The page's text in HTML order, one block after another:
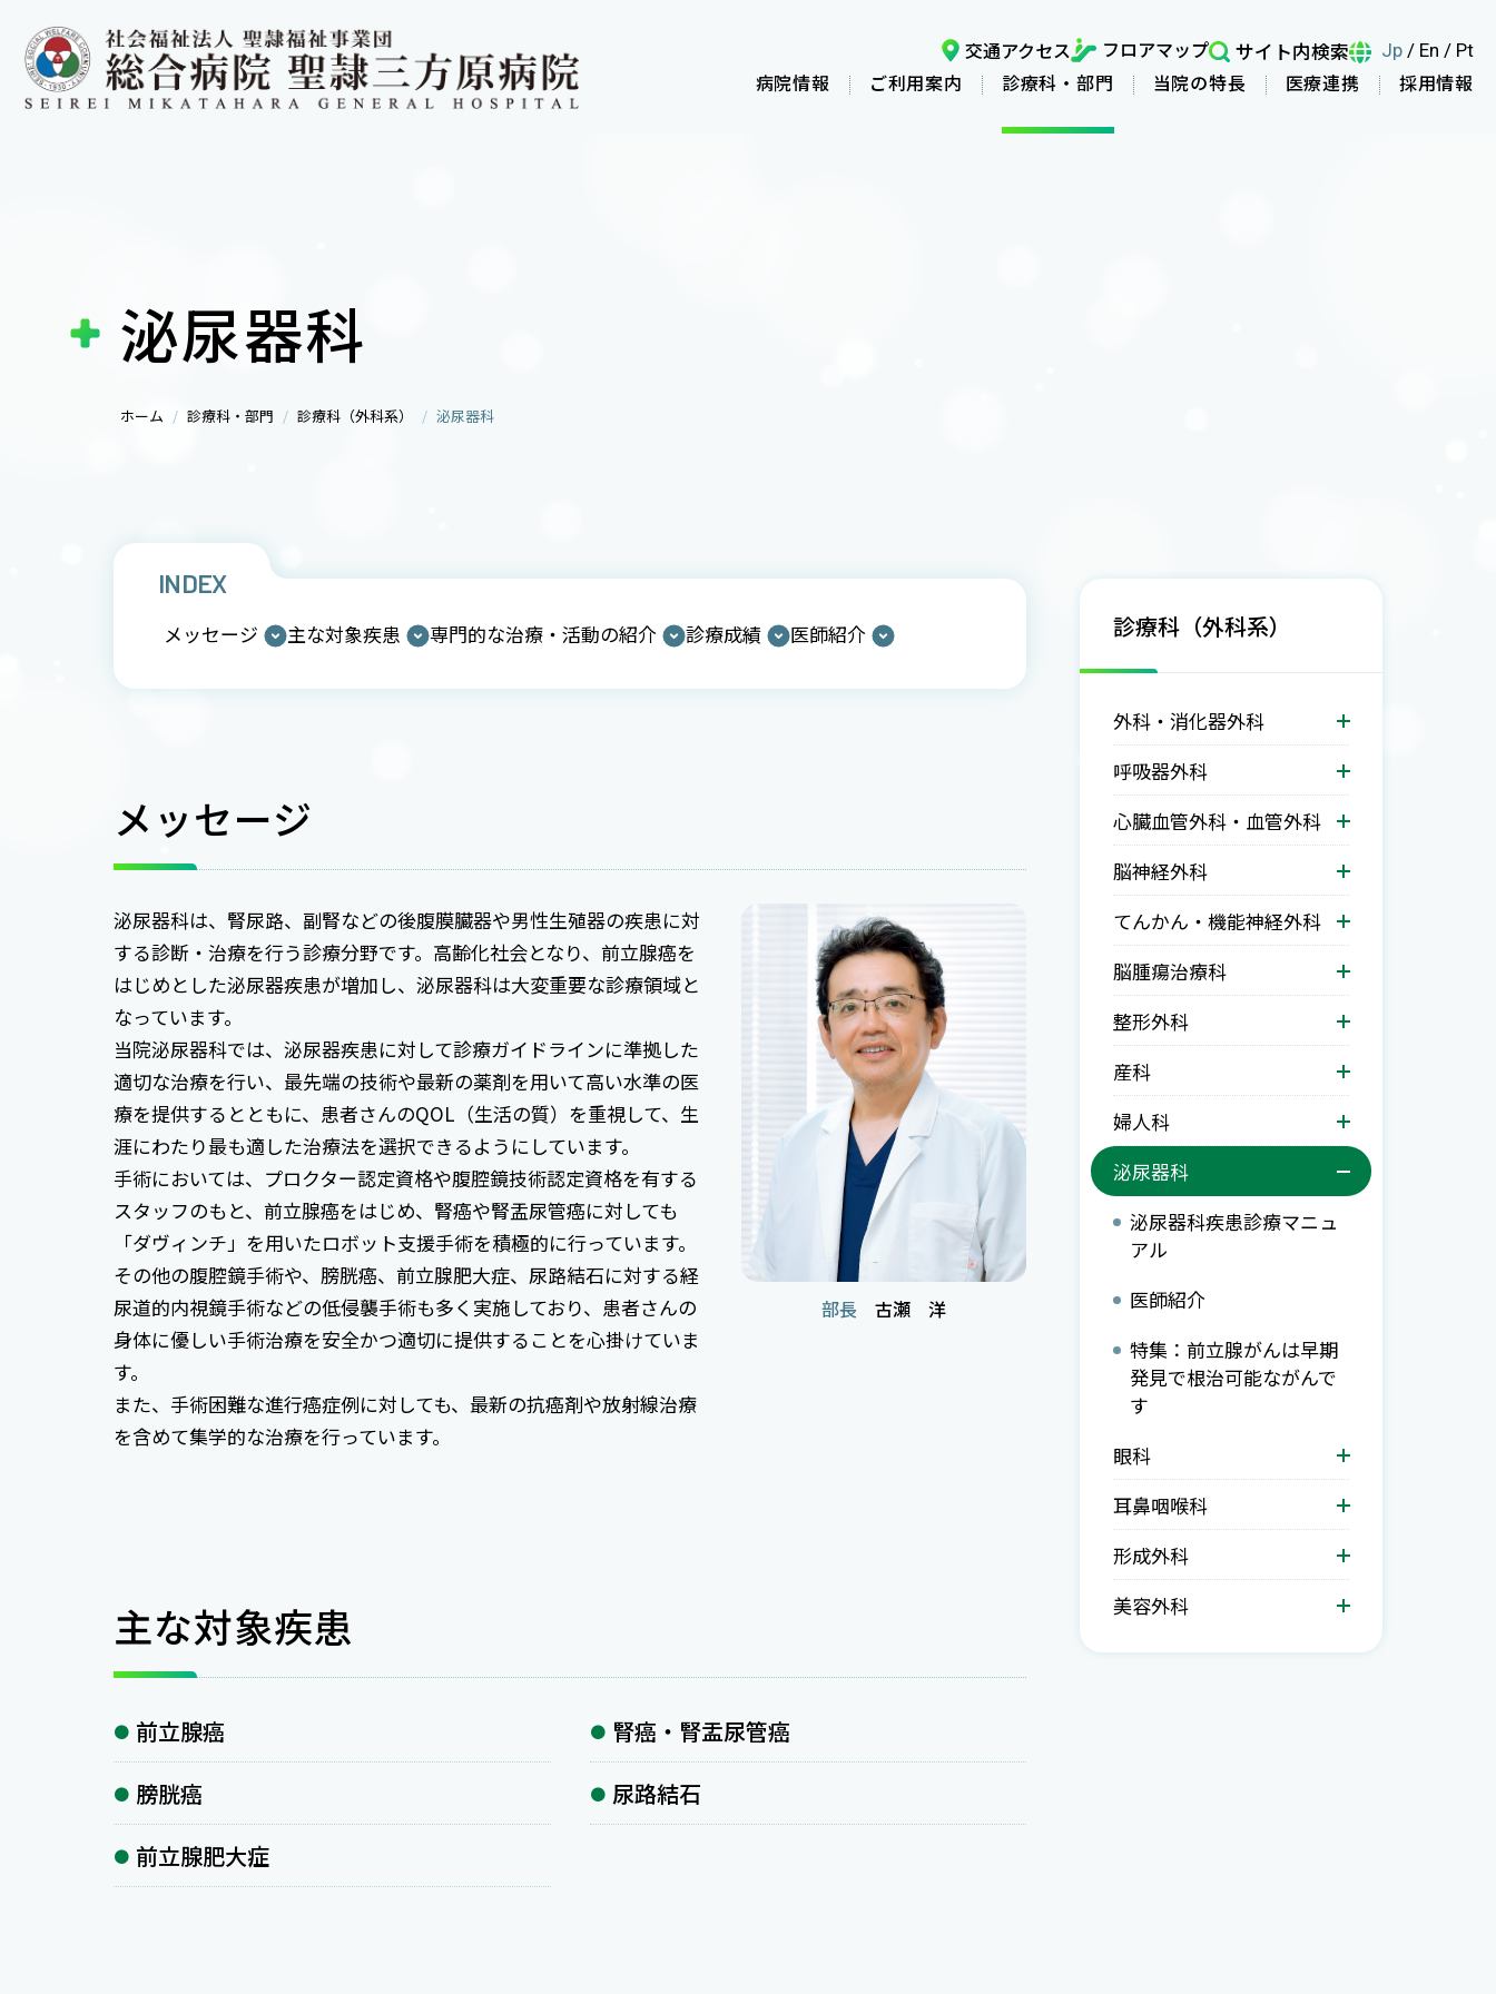
病院情報 ご利用案内 診療科・部門 当院の特長 医療連携 採用情報
交通アクセス フロアマップ サイト内検索 Jp / En / Pt
泌尿器科
ホーム 診療科・部門 診療科（外科系） 泌尿器科
INDEX
メッセージ 主な対象疾患 専門的な治療・活動の紹介 診療成績 医師紹介
メッセージ
泌尿器科は、腎尿路、副腎などの後腹膜臓器や男性生殖器の疾患に対
する診断・治療を行う診療分野です。高齢化社会となり、前立腺癌を
はじめとした泌尿器疾患が増加し、泌尿器科は大変重要な診療領域と
なっています。
当院泌尿器科では、泌尿器疾患に対して診療ガイドラインに準拠した
適切な治療を行い、最先端の技術や最新の薬剤を用いて高い水準の医
療を提供するとともに、患者さんのQOL（生活の質）を重視して、生
涯にわたり最も適した治療法を選択できるようにしています。
手術においては、プロクター認定資格や腹腔鏡技術認定資格を有する
スタッフのもと、前立腺癌をはじめ、腎癌や腎盂尿管癌に対しても
「ダヴィンチ」を用いたロボット支援手術を積極的に行っています。
その他の腹腔鏡手術や、膀胱癌、前立腺肥大症、尿路結石に対する経
尿道的内視鏡手術などの低侵襲手術も多く実施しており、患者さんの
身体に優しい手術治療を安全かつ適切に提供することを心掛けていま
す。
また、手術困難な進行癌症例に対しても、最新の抗癌剤や放射線治療
を含めて集学的な治療を行っています。
部長 古瀬 洋
主な対象疾患
前立腺癌
腎癌・腎盂尿管癌
膀胱癌
尿路結石
前立腺肥大症
診療科（外科系）
外科・消化器外科
呼吸器外科
心臓血管外科・血管外科
脳神経外科
てんかん・機能神経外科
脳腫瘍治療科
整形外科
産科
婦人科
泌尿器科
泌尿器科疾患診療マニュ
アル
医師紹介
特集：前立腺がんは早期
発見で根治可能ながんで
す
眼科
耳鼻咽喉科
形成外科
美容外科